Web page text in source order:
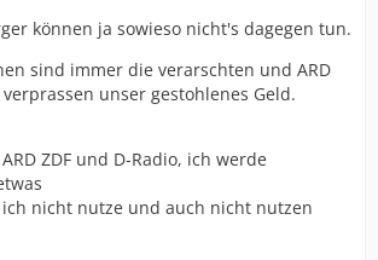
können ja sowieso nicht's dagegen tun.
sind immer die verarschten und ARD
verprassen unser gestohlenes Geld.
ZDF und D-Radio, ich werde
nicht nutze und auch nicht nutzen